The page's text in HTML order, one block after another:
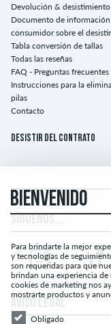
Devolución & desistimiento
Documento de información
consumidor sobre el
Tabla conversión de tallas
Todas las reseñas
FAQ - Preguntas frecuentes
Instrucciones para la
pilas
Contacto
Desistir del contrato
BIENVENIDO
Para brindarte la mejor
y tecnologías de
son requeridas para que
brindan una experiencia de
cookies de marketing nos
mostrarte productos y
ObligadoObligado